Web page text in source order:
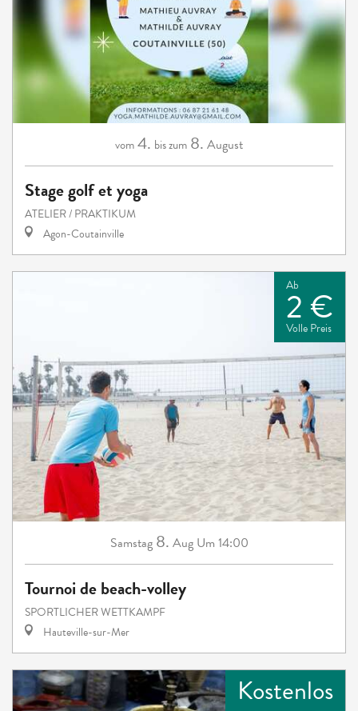
vom4. bis zum 8. August
Stage golf et yoga
ATELIER / PRAKTIKUM
Agon-Coutainville
Ab
2 €
Volle Preis
Samstag 8. Aug Um 14:00
Tournoi de beach-volley
SPORTLICHER WETTKAMPF
Hauteville-sur-Mer
Kostenlos